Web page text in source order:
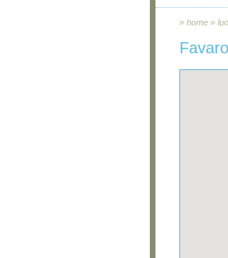
» home »